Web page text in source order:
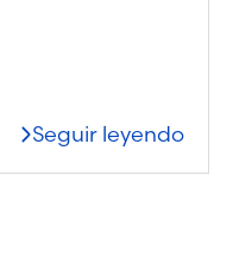
Seguir leyendo